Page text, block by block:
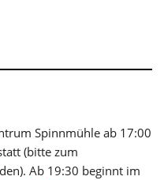
Spinnmühle ab 17:00
(bitte zum
Ab 19:30 beginnt im